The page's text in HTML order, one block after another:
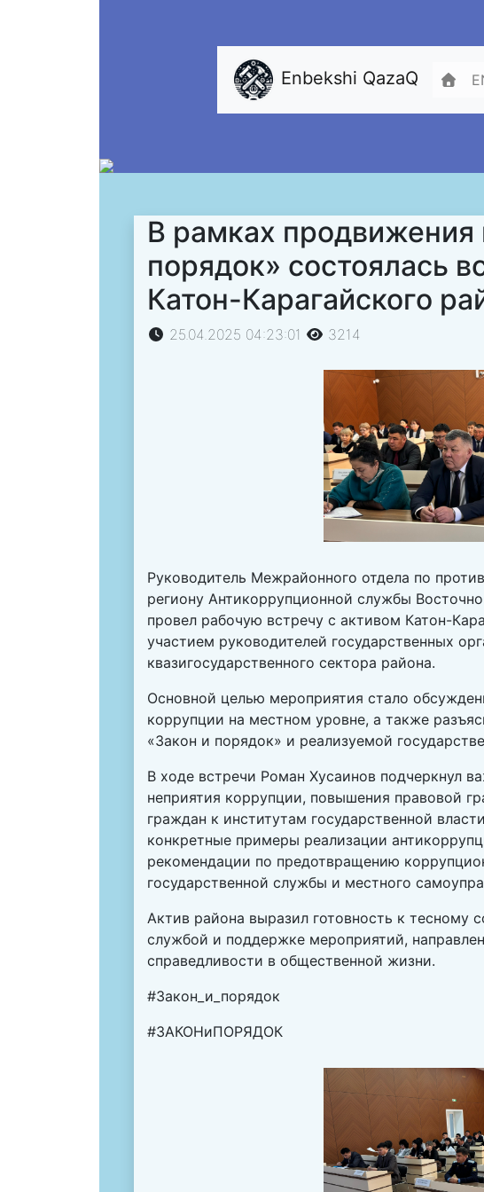
Enbekshi QazaQ
В рамках продвижения
порядок» состоялась
Катон-Карагайского
25.04.2025 04:23:01 3214
Руководитель Межрайонного отдела по
региону Антикоррупционной службы
провел рабочую встречу с активом Катон-
участием руководителей государственных
квазигосударственного сектора района.
Основной целью мероприятия стало
коррупции на местном уровне, а также
«Закон и порядок» и реализуемой
В ходе встречи Роман Хусаинов подчеркнул
неприятия коррупции, повышения правовой
граждан к институтам государственной
конкретные примеры реализации
рекомендации по предотвращению
государственной службы и местного
Актив района выразил готовность к тесному
службой и поддержке мероприятий,
справедливости в общественной жизни.
#Закон_и_порядок
#ЗАКОНиПОРЯДОК